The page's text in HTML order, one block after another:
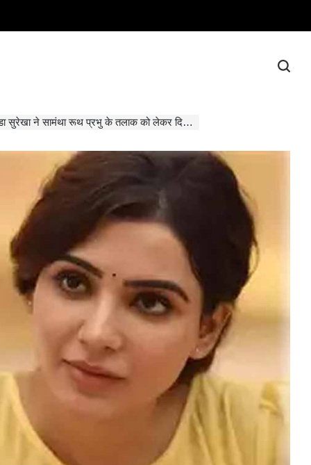
सामंथा रूथ प्रभु के तलाक को लेकर दिया गया बयान वापस लिया